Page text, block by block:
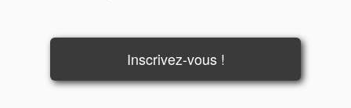
Inscrivez-vous !